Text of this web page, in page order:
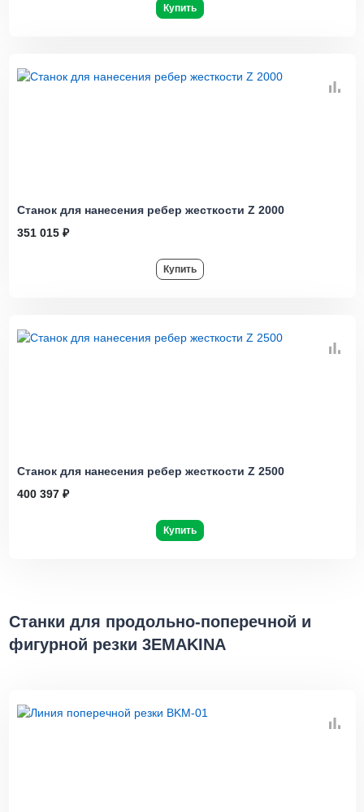
Купить
Станок для нанесения ребер жесткости Z 2000
351 015 ₽
Купить
Станок для нанесения ребер жесткости Z 2500
400 397 ₽
Купить
Станки для продольно-поперечной и
фигурной резки 3EMAKINA